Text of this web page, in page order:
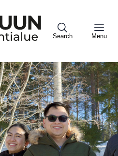
Search Menu